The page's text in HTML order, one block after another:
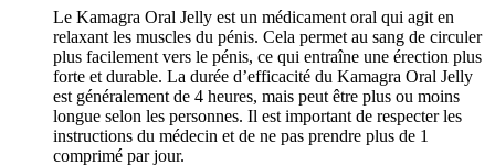
Le Kamagra Oral Jelly est un médicament oral qui agit en
relaxant les muscles du pénis. Cela permet au sang de circuler
plus facilement vers le pénis, ce qui entraîne une érection plus
forte et durable. La durée d’efficacité du Kamagra Oral Jelly
est généralement de 4 heures, mais peut être plus ou moins
longue selon les personnes. Il est important de respecter les
instructions du médecin et de ne pas prendre plus de 1
comprimé par jour.